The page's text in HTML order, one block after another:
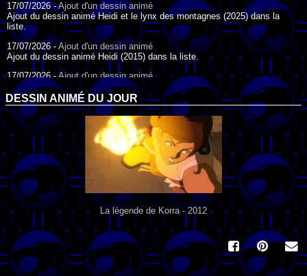
17/07/2026 -Ajout d'un dessin animé
Ajout du dessin animé Heidi et le lynx des montagnes (2025) dans la
liste.
17/07/2026 -Ajout d'un dessin animé
Ajout du dessin animé Heidi (2015) dans la liste.
17/07/2026 -Ajout d'un dessin animé
Ajout du dessin animé Heidi (1995) dans la liste.
09/07/2026 -Ajout d'un dessin animé
Ajout du dessin animé Genki l'Aventurier de la Chance (2006) dans la
liste.
04/07/2026 -
Ajout d'un dessin animé
Ajout du dessin animé Vilain Petit Canard (2000) dans la liste.
04/07/2026 -
Ajout d'un dessin animé
Ajout du dessin animé Le Noël du vilain petit canard (2003) dans la liste.
DESSIN ANIMÉ DU JOUR
La légende de Korra - 2012